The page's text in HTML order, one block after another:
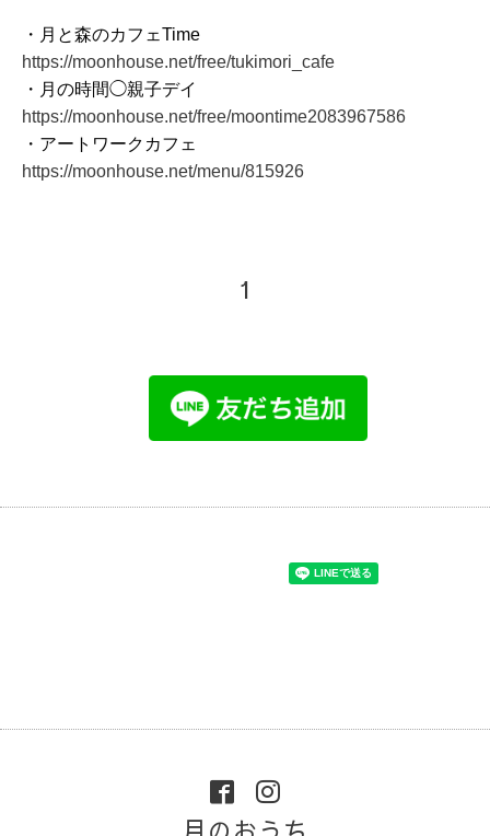
・月と森のカフェTime
https://moonhouse.net/free/tukimori_cafe
・ 月の時間◯親子デイ
https://moonhouse.net/free/moontime2083967586
・ アートワークカフェ
https://moonhouse.net/menu/815926
1